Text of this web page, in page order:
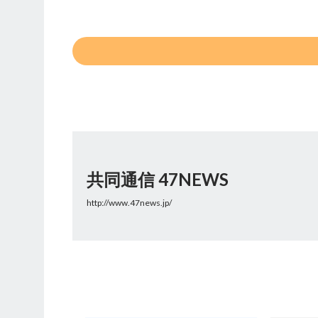
共同通信 47NEWS
http://www.47news.jp/